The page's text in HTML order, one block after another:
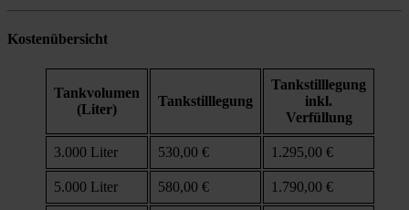
Kostenübersicht
Tankvolumen
(Liter)
Tankstilllegung
Tankstilllegung
inkl.
Verfüllung
3.000 Liter 530,00 € 1.295,00 €
5.000 Liter 580,00 € 1.790,00 €